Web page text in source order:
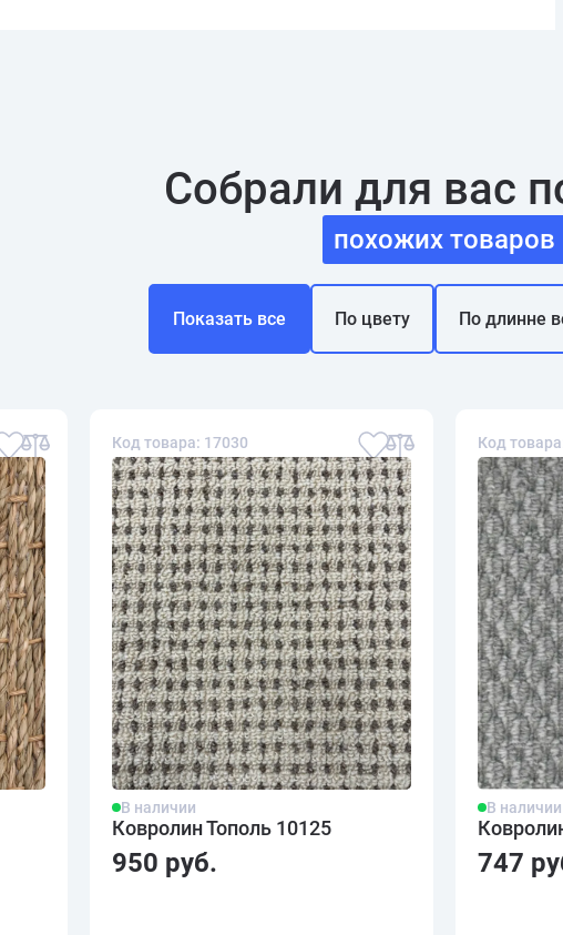
Собрали для вас
похожих товаров
Показать все По цвету По длинне
Код товара: 17030
В наличии
Ковролин Тополь 10125
950 руб.
Код
В наличии
747